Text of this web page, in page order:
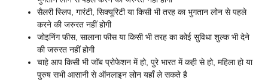
सैलरी स्लिप, गारंटी, सिक्यूरिटी या किसी भी तरह का भुगतान लोन से पहले
करने की जरुरत नहीं होगी
जोइनिंग फीस, सालाना फीस या किसी भी तरह का कोई सुविधा शुल्क भी देने
की जरुरत नहीं होगी
चाहे आप किसी भी जॉब प्रोफेशन में हो, पुरे भारत में कही से हो, महिला हो या
पुरुष सभी आसानी से ऑनलाइन लोन यहाँ ले सकते है